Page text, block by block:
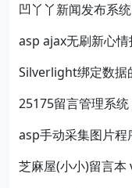
凹丫丫新闻发布系
asp ajax无刷新心
Silverlight绑定数据
25175留言管理系
asp手动采集图片程
芝麻屋(小小)留言本